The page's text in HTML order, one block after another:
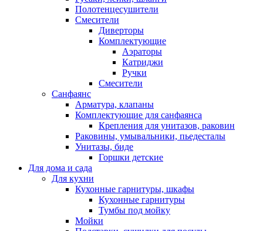
Полотенцесушители
Смесители
Диверторы
Комплектующие
Аэраторы
Катриджи
Ручки
Смесители
Санфаянс
Арматура, клапаны
Комплектующие для санфаянса
Крепления для унитазов, раковин
Раковины, умывальники, пьедесталы
Унитазы, биде
Горшки детские
Для дома и сада
Для кухни
Кухонные гарнитуры, шкафы
Кухонные гарнитуры
Тумбы под мойку
Мойки